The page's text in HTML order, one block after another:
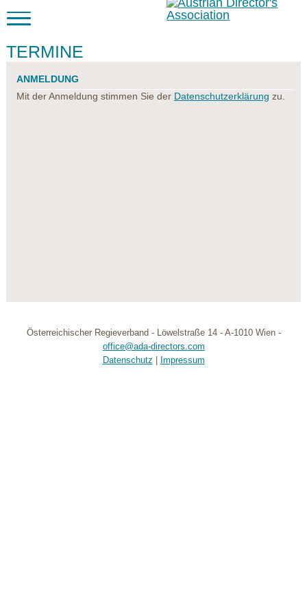
TERMINE
ANMELDUNG
Mit der Anmeldung stimmen Sie der Datenschutzerklärung zu.
Österreichischer Regieverband - Löwelstraße 14 - A-1010 Wien -
office@ada-directors.com
Datenschutz
Impressum